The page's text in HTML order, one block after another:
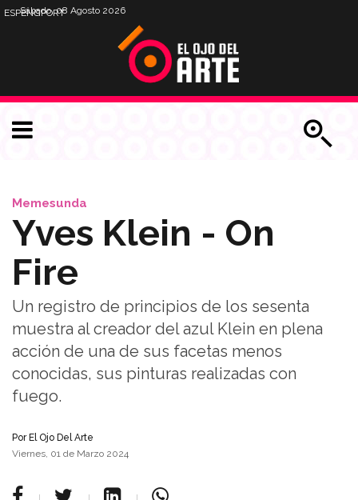
Sábado, 08 Agosto 2026
ESPENGPORT
Memesunda
Yves Klein - On
Fire
Un registro de principios de los sesenta
muestra al creador del azul Klein en plena
acción de una de sus facetas menos
conocidas, sus pinturas realizadas con
fuego.
Por El Ojo Del Arte
Viernes, 01 de Marzo 2024